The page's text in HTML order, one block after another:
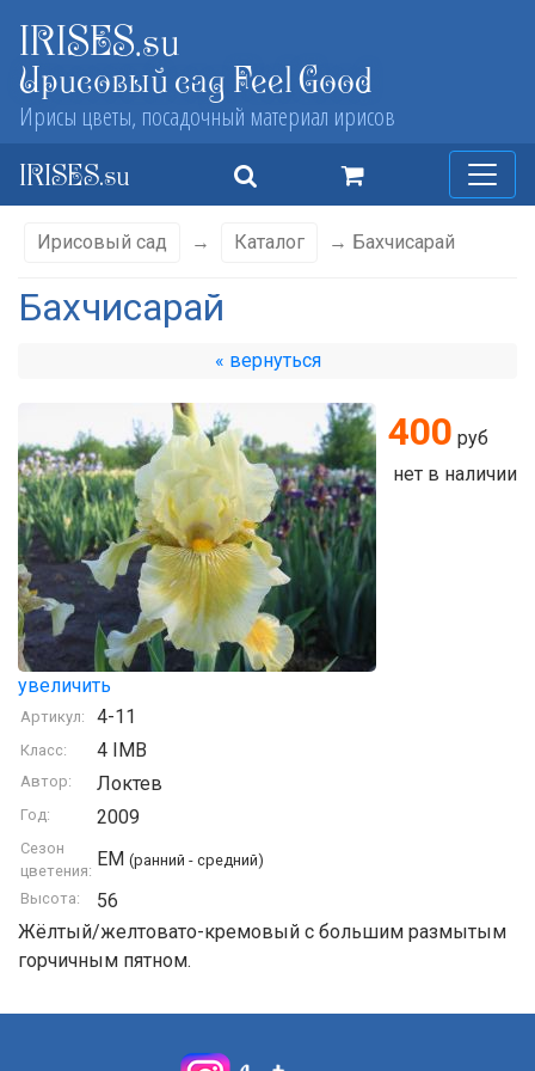
IRISES.su
Ирисовый сад Feel Good
Ирисы цветы, посадочный материал ирисов
IRISES.su
Ирисовый сад → Каталог → Бахчисарай
Бахчисарай
« вернуться
увеличить
400 руб
нет в наличии
Артикул: 4-11
Класс: 4 IMB
Автор: Локтев
Год: 2009
Сезон
цветения:
EM (ранний - средний)
Высота:
56
Жёлтый/желтовато-кремовый с большим размытым
горчичным пятном.